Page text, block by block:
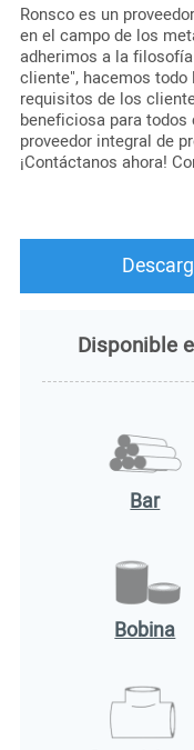
Ronsco es un
en el campo de los
adherimos a la
cliente", hacemos
requisitos de los
beneficiosa para
proveedor integral de
¡Contáctanos ahora!
Disponible
Bar
Bobina